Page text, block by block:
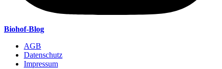
Biohof-Blog
AGB
Datenschutz
Impressum